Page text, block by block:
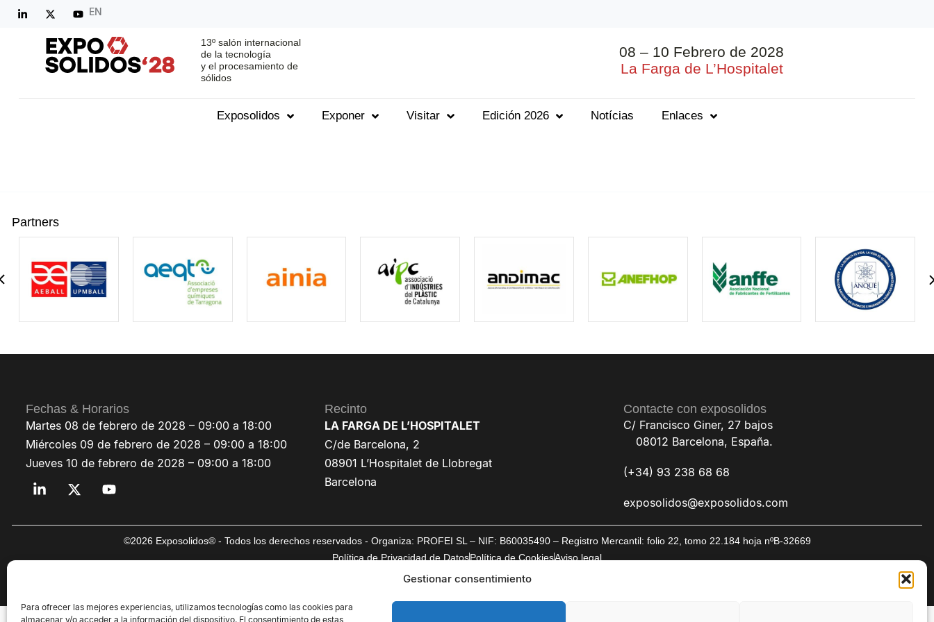
Gestionar consentimiento
Para ofrecer las mejores experiencias, utilizamos tecnologías como las cookies para
almacenar y/o acceder a la información del dispositivo. El consentimiento de estas
EN
13º salón internacional
de la tecnología
y el procesamiento de
sólidos
08 – 10 Febrero de 2028
La Farga de L’Hospitalet
Exposolidos Exponer Visitar Edición 2026 Notícias Enlaces
Partners
Fechas & Horarios
Martes 08 de febrero de 2028 – 09:00 a 18:00
Miércoles 09 de febrero de 2028 – 09:00 a 18:00
Jueves 10 de febrero de 2028 – 09:00 a 18:00
Recinto
LA FARGA DE L’HOSPITALET
C/de Barcelona, 2
08901 L’Hospitalet de Llobregat
Barcelona
Contacte con exposolidos
C/ Francisco Giner, 27 bajos
08012 Barcelona, España.
(+34) 93 238 68 68
exposolidos@exposolidos.com
©2026 Exposolidos® - Todos los derechos reservados - Organiza: PROFEI SL – NIF: B60035490 – Registro Mercantil: folio 22, tomo 22.184 hoja nºB-32669
Política de Privacidad de DatosPolítica de CookiesAviso legal